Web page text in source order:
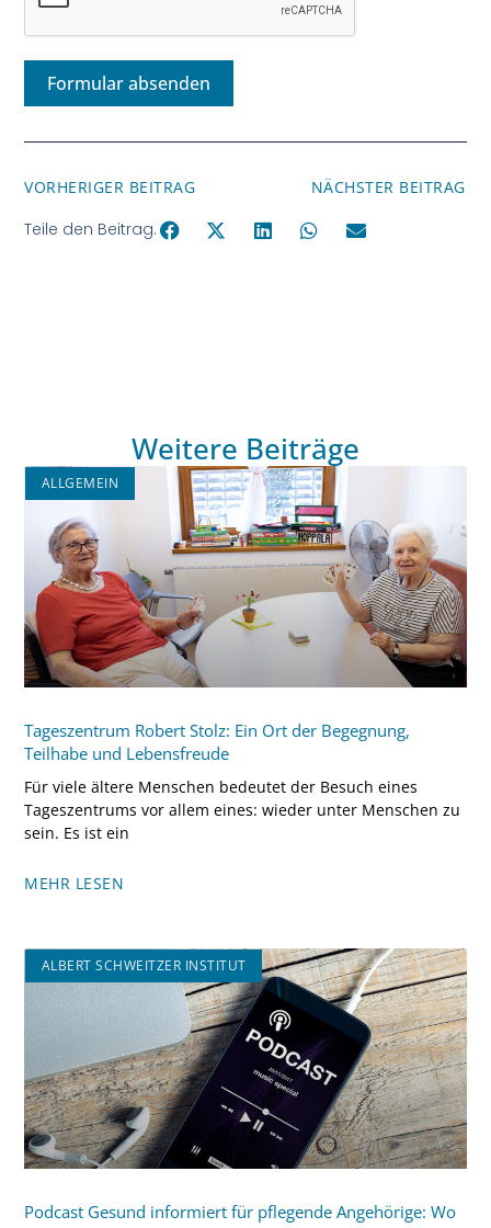
Formular absenden
VORHERIGER BEITRAG NÄCHSTER BEITRAG
Teile den Beitrag.
Weitere Beiträge
ALLGEMEIN
Tageszentrum Robert Stolz: Ein Ort der Begegnung,
Teilhabe und Lebensfreude
Für viele ältere Menschen bedeutet der Besuch eines
Tageszentrums vor allem eines: wieder unter Menschen zu
sein. Es ist ein
MEHR LESEN
ALBERT SCHWEITZER INSTITUT
Podcast Gesund informiert für pflegende Angehörige: Wo